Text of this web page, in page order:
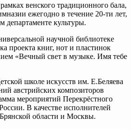
венского традиционного бала,
ежегодно в течение 20-ти лет,
департаменте культуры.
научной библиотеке
проекта книг, нот и пластинок
«Вечный свет в музыке. Имя тебе
школе искусств им. Е.Беляева
австрийских композиторов
мероприятий Перекрёстного
В качестве исполнителей
области и Москвы.